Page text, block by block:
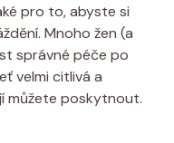
pro to, abyste si
Mnoho žen (a
správné péče po
velmi citlivá a
můžete poskytnout.